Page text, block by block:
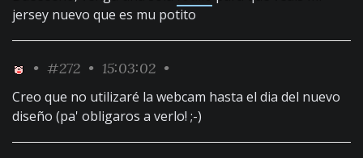
jersey nuevo que es mu potito
• #272 • 15:03:02 •
Creo que no utilizaré la webcam hasta el dia del nuevo
diseño (pa' obligaros a verlo! ;-)